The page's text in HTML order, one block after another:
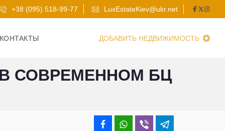
+38 (095) 518-99-77 LuxEstateKiev@ukr.net
ДОБАВИТЬ НЕДВИЖИМОСТЬ
СОВРЕМЕННОМ БЦ